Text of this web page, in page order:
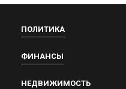
ПОЛИТИКА
ФИНАНСЫ
НЕДВИЖИМОСТЬ